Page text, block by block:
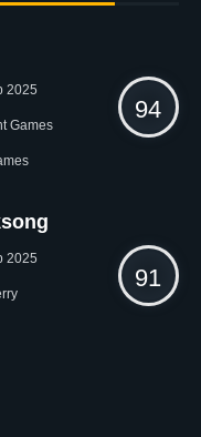
2025
Games
94
2025
91